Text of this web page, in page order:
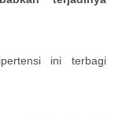
ini terbagi